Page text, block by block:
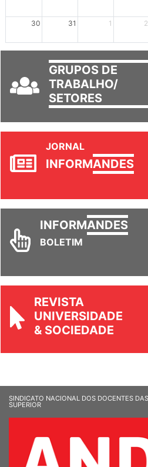
30 31 1 2
GRUPOS DE
TRABALHO/
SETORES
JORNAL
INFORMANDES
INFORMANDES
BOLETIM
REVISTA
UNIVERSIDADE
& SOCIEDADE
SINDICATO NACIONAL DOS DOCENTES
SUPERIOR